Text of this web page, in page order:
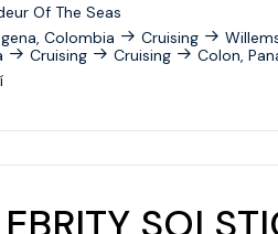
Of The Seas
Colombia
Cruising
Cruising Cruising Colon,